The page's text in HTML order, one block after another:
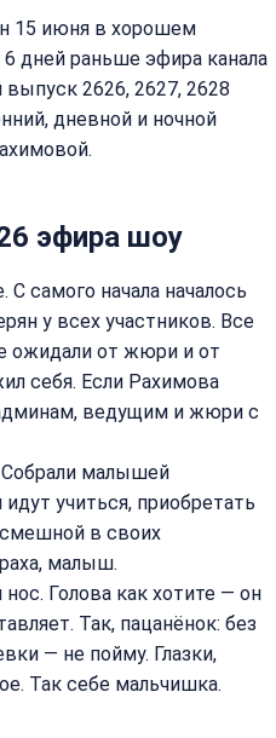
15 июня в хорошем
дней раньше эфира канала
2626, 2627, 2628
дневной и ночной
эфира шоу
самого начала началось
у всех участников. Все
ожидали от жюри и от
себя. Если Рахимова
ведущим и жюри с
Собрали малышей
учиться, приобретать
в своих
малыш.
Голова как хотите — он
Так, пацанёнок: без
— не пойму. Глазки,
Так себе мальчишка.